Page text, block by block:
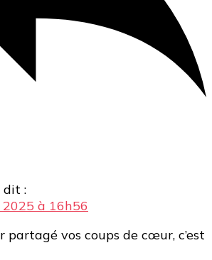
dit :
à 16h56
partagé vos coups de cœur, c’est